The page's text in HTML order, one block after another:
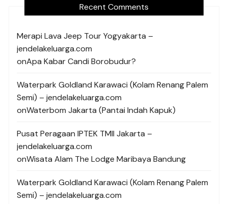
Recent Comments
Merapi Lava Jeep Tour Yogyakarta –
jendelakeluarga.com
onApa Kabar Candi Borobudur?
Waterpark Goldland Karawaci (Kolam Renang Palem
Semi) – jendelakeluarga.com
onWaterbom Jakarta (Pantai Indah Kapuk)
Pusat Peragaan IPTEK TMII Jakarta –
jendelakeluarga.com
onWisata Alam The Lodge Maribaya Bandung
Waterpark Goldland Karawaci (Kolam Renang Palem
Semi) – jendelakeluarga.com